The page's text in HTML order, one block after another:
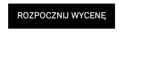
ROZPOCZNIJ WYCENĘ